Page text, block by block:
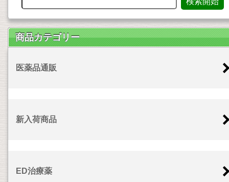
商品カテゴリー
医薬品通販
新入荷商品
ED治療薬